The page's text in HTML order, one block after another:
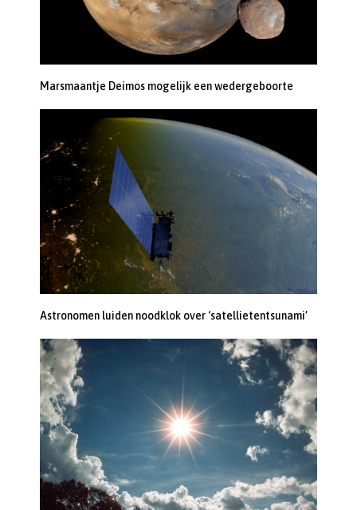
Marsmaantje Deimos mogelijk een wedergeboorte
Astronomen luiden noodklok over ‘satellietentsunami’